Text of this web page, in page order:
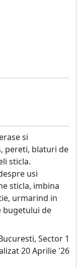
si
pereti, blaturi de
sticla.
usi
sticla, imbina
urmarind in
bugetului de
Sector 1
20 Aprilie '26